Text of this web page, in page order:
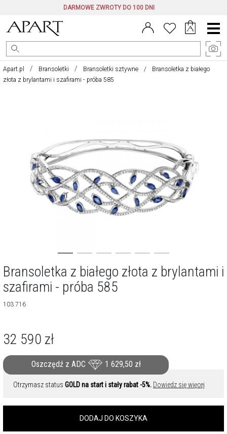
DARMOWE ZWROTY DO 100 DNI
Menu
główne
Apart.pl Bransoletki Bransoletki sztywne
Bransoletka z białego
złota z brylantami i szafirami - próba 585
Bransoletka z białego złota z brylantami i
szafirami - próba 585
103.716
32 590 zł
Oszczędź z ADC 1 629,50 zł
Otrzymasz status GOLD na start i stały rabat -5%. Dowiedz się więcej
DODAJ DO KOSZYKA